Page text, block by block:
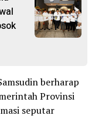
berharap
Provinsi
seputar